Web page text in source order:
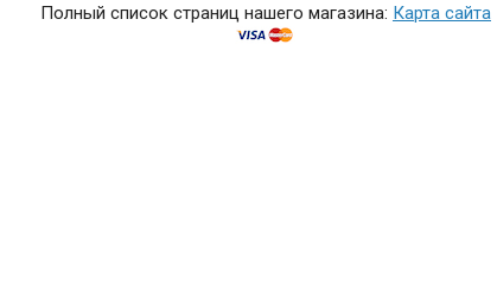
Полный список страниц нашего магазина: Карта сайта